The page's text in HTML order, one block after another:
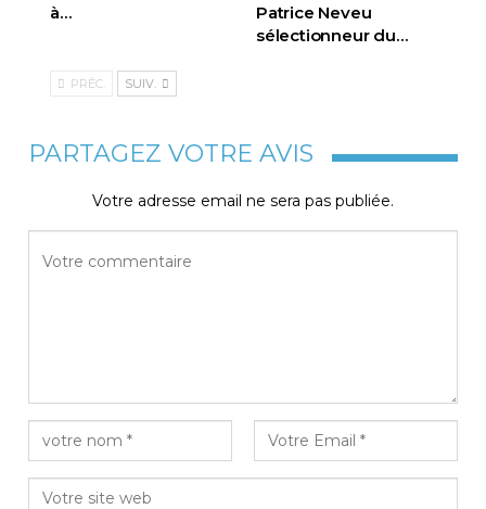
à…
Patrice Neveu
sélectionneur du…
PRÉC. SUIV.
PARTAGEZ VOTRE AVIS
Votre adresse email ne sera pas publiée.